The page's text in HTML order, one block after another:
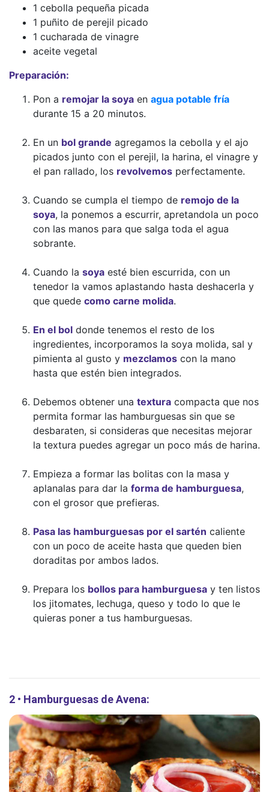
1 cebolla pequeña picada
1 puñito de perejil picado
1 cucharada de vinagre
aceite vegetal
Preparación:
Pon a remojar la soya en agua potable fría
durante 15 a 20 minutos.
En un bol grande agregamos la cebolla y el ajo
picados junto con el perejil, la harina, el vinagre y
el pan rallado, los revolvemos perfectamente.
Cuando se cumpla el tiempo de remojo de la
soya, la ponemos a escurrir, apretandola un poco
con las manos para que salga toda el agua
sobrante.
Cuando la soya esté bien escurrida, con un
tenedor la vamos aplastando hasta deshacerla y
que quede como carne molida.
En el bol donde tenemos el resto de los
ingredientes, incorporamos la soya molida, sal y
pimienta al gusto y mezclamos con la mano
hasta que estén bien integrados.
Debemos obtener una textura compacta que nos
permita formar las hamburguesas sin que se
desbaraten, si consideras que necesitas mejorar
la textura puedes agregar un poco más de harina.
Empieza a formar las bolitas con la masa y
aplanalas para dar la forma de hamburguesa,
con el grosor que prefieras.
Pasa las hamburguesas por el sartén caliente
con un poco de aceite hasta que queden bien
doraditas por ambos lados.
Prepara los bollos para hamburguesa y ten listos
los jitomates, lechuga, queso y todo lo que le
quieras poner a tus hamburguesas.
2 • Hamburguesas de Avena: